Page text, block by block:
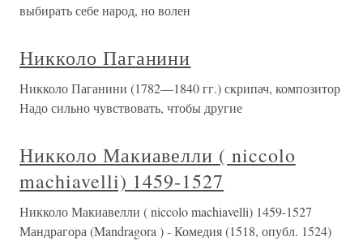
выбирать себе народ, но волен
Никколо Паганини
Никколо Паганини (1782—1840 гг.) скрипач, композитор
Надо сильно чувствовать, чтобы другие
Никколо Макиавелли ( niccolo
machiavelli) 1459-1527
Никколо Макиавелли ( niccolo machiavelli) 1459-1527
Мандрагора (Mandragora ) - Комедия (1518, опубл. 1524)